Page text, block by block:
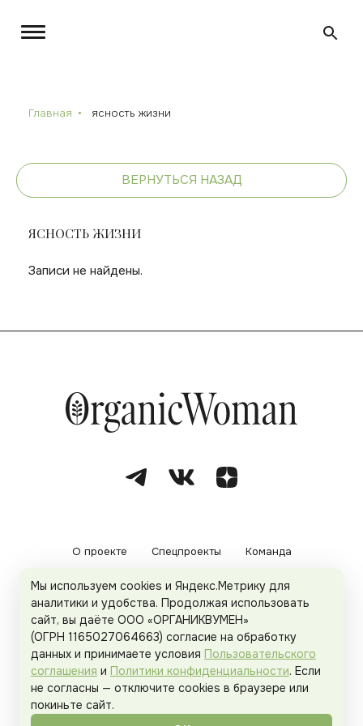
Главная ясность жизни
ВЕРНУТЬСЯ НАЗАД
ЯСНОСТЬ ЖИЗНИ
Записи не найдены.
О проекте Спецпроекты Команда
Рекламодателям Политика конфиденциальности
Пользовательское соглашение
Organicwoman.ru . Все права защищены.
Мы используем cookies и Яндекс.Метрику для
аналитики и удобства. Продолжая использовать
сайт, вы даёте ООО «ОРГАНИКВУМЕН»
(ОГРН 1165027064663) согласие на обработку
данных и принимаете условия Пользовательского
соглашения и Политики конфиденциальности. Если
не согласны — отключите cookies в браузере или
покиньте сайт.